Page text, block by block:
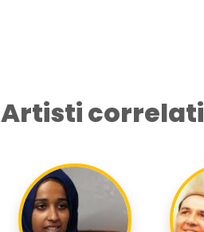
Artisti correlati